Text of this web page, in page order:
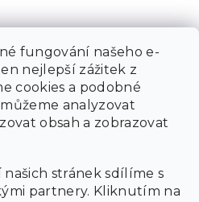
fungování našeho e-
nejlepší zážitek z
cookies a podobné
analyzovat
obsah a zobrazovat
stránek sdílíme s
partnery. Kliknutím na